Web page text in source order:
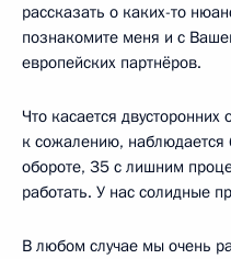
рассказать о каких-то
познакомите меня и с
европейских партнёров.
Что касается двусторонних
к сожалению, наблюдается
обороте, 35 с лишним
работать. У нас солидные
В любом случае мы очень